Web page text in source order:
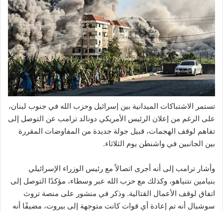
تستمر الاشتباكات الميدانية بين إسرائيل وحزب الله في جنوب لبنان،
على الرغم من إعلان الرئيس الأمريكي دونالد ترامب عن التوصل إلى
تفاهم لوقف الهجمات، قبيل جولة جديدة من المفاوضات المقررة
بين الجانبين في واشنطن يوم الثلاثاء.
وأشار ترامب إلى أنه أجرى اتصالاً مع رئيس الوزراء الإسرائيلي
بنيامين نتنياهو، وكذلك مع حزب الله عبر وسطاء، مؤكدًا التوصل إلى
اتفاق لوقف الأعمال القتالية. وذكر في منشور على منصة تروث
سوشيال أنه تم إعادة أي قوات كانت متوجهة إلى بيروت، مضيفًا أنه